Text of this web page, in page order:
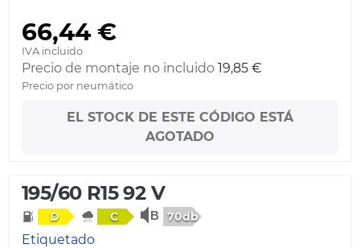
66,44 €
IVA incluido
Precio de montaje no incluido 19,85 €
Precio por neumático
EL STOCK DE ESTE CÓDIGO ESTÁ
AGOTADO
195/60 R15 92 V
D C 70db
Etiquetado